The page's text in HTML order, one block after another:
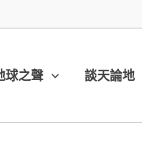
球之聲 談天論地